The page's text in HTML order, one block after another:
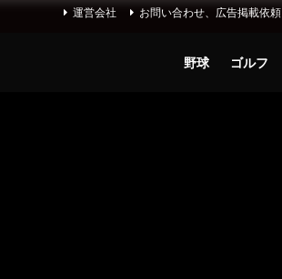
運営会社 お問い合わせ、広告掲載依頼
野球 ゴルフ